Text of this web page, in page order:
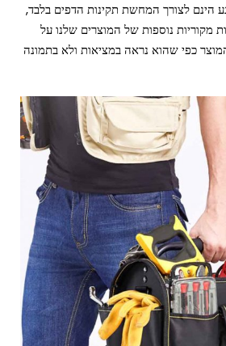
הינם לצורך המחשת תקינות הדפים בלבד,
מקוריות נוספות של המוצרים שלנו על
כפי שהוא נראה במציאות ולא בתמונה